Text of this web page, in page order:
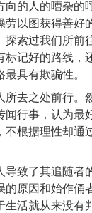
向的人的嘈杂的
以图获得善好
索过我们所前
记好的路线，
具有欺骗性。
去之处前行。
行事，认为最
根据理性却通
导致了其追随
原因和始作俑
活就从来没有